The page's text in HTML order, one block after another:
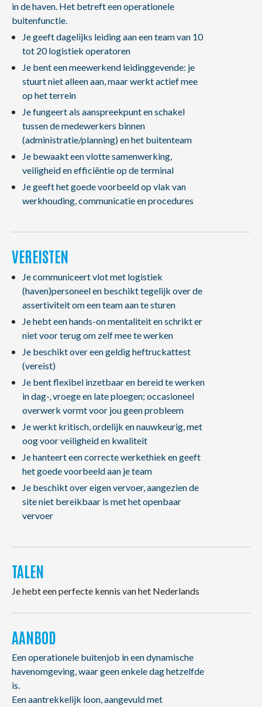
in de haven. Het betreft een operationele
buitenfunctie.
Je geeft dagelijks leiding aan een team van 10
tot 20 logistiek operatoren
Je bent een meewerkend leidinggevende: je
stuurt niet alleen aan, maar werkt actief mee
op het terrein
Je fungeert als aanspreekpunt en schakel
tussen de medewerkers binnen
(administratie/planning) en het buitenteam
Je bewaakt een vlotte samenwerking,
veiligheid en efficiëntie op de terminal
Je geeft het goede voorbeeld op vlak van
werkhouding, communicatie en procedures
VEREISTEN
Je communiceert vlot met logistiek
(haven)personeel en beschikt tegelijk over de
assertiviteit om een team aan te sturen
Je hebt een hands-on mentaliteit en schrikt er
niet voor terug om zelf mee te werken
Je beschikt over een geldig heftruckattest
(vereist)
Je bent flexibel inzetbaar en bereid te werken
in dag-, vroege en late ploegen; occasioneel
overwerk vormt voor jou geen probleem
Je werkt kritisch, ordelijk en nauwkeurig, met
oog voor veiligheid en kwaliteit
Je hanteert een correcte werkethiek en geeft
het goede voorbeeld aan je team
Je beschikt over eigen vervoer, aangezien de
site niet bereikbaar is met het openbaar
vervoer
TALEN
Je hebt een perfecte kennis van het Nederlands
AANBOD
Een operationele buitenjob in een dynamische
havenomgeving, waar geen enkele dag hetzelfde
is.
Een aantrekkelijk loon, aangevuld met